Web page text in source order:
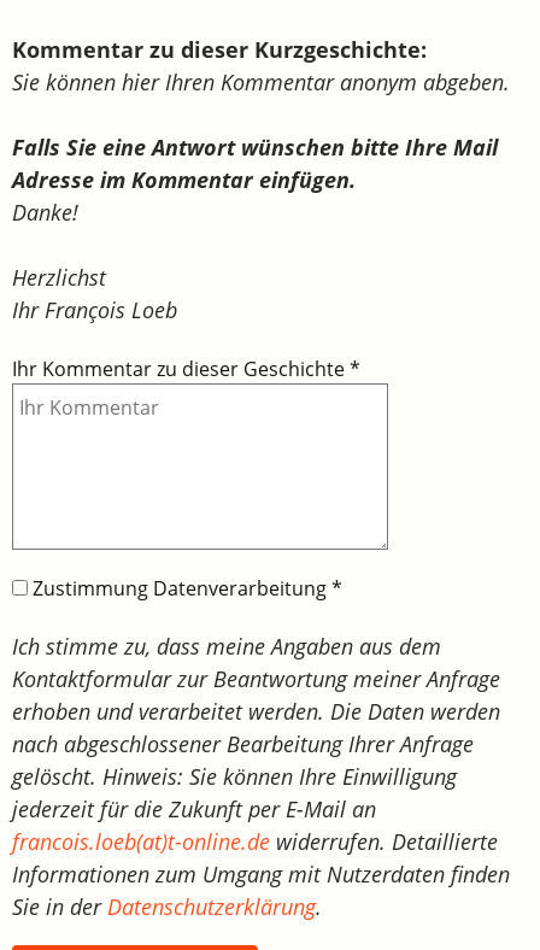
Kommentar zu dieser Kurzgeschichte:
Sie können hier Ihren Kommentar anonym abgeben.
Falls Sie eine Antwort wünschen bitte Ihre Mail
Adresse im Kommentar einfügen.
Danke!
Herzlichst
Ihr François Loeb
Ihr Kommentar zu dieser Geschichte*
Zustimmung Datenverarbeitung*
Ich stimme zu, dass meine Angaben aus dem
Kontaktformular zur Beantwortung meiner Anfrage
erhoben und verarbeitet werden. Die Daten werden
nach abgeschlossener Bearbeitung Ihrer Anfrage
gelöscht. Hinweis: Sie können Ihre Einwilligung
jederzeit für die Zukunft per E-Mail an
francois.loeb(at)t-online.de widerrufen. Detaillierte
Informationen zum Umgang mit Nutzerdaten finden
Sie in der Datenschutzerklärung.